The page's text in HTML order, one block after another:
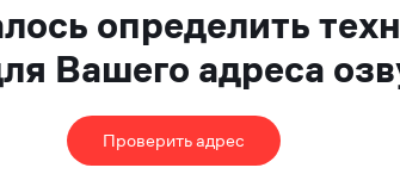
определить
Вашего адреса
Проверить адрес